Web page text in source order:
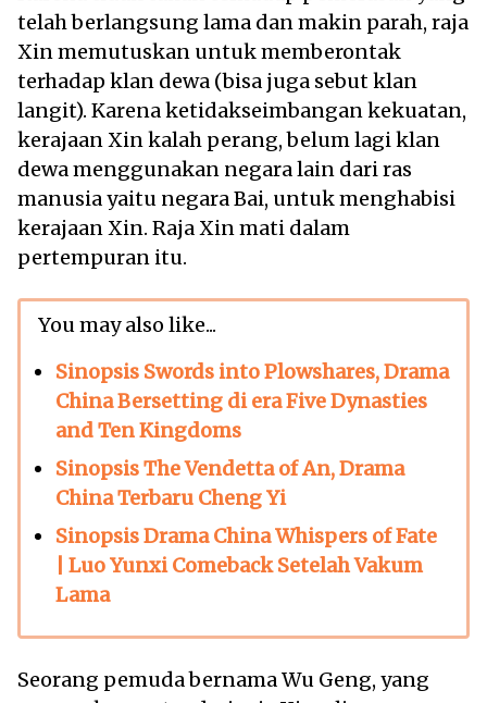
telah berlangsung lama dan makin parah, raja
Xin memutuskan untuk memberontak
terhadap klan dewa (bisa juga sebut klan
langit). Karena ketidakseimbangan kekuatan,
kerajaan Xin kalah perang, belum lagi klan
dewa menggunakan negara lain dari ras
manusia yaitu negara Bai, untuk menghabisi
kerajaan Xin. Raja Xin mati dalam
pertempuran itu.
You may also like...
Sinopsis Swords into Plowshares, Drama
China Bersetting di era Five Dynasties
and Ten Kingdoms
Sinopsis The Vendetta of An, Drama
China Terbaru Cheng Yi
Sinopsis Drama China Whispers of Fate
| Luo Yunxi Comeback Setelah Vakum
Lama
Seorang pemuda bernama Wu Geng, yang